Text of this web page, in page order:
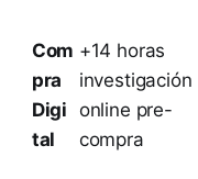
Com
pra
Digi
tal
+14 horas
investigación
online pre-
compra